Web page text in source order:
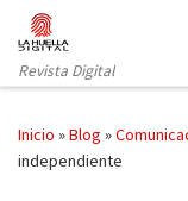
Saltar al contenido
Revista Digital
Inicio »Blog »
independiente